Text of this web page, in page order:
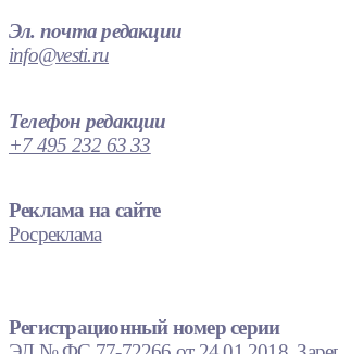
Эл. почта редакции
info@vesti.ru
Телефон редакции
+7 495 232 63 33
Реклама на сайте
Росреклама
Регистрационный номер серии